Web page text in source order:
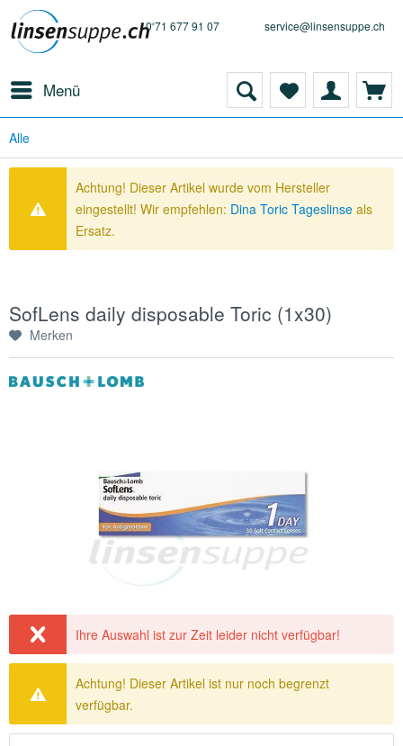
0 71 677 91 07 service@linsensuppe.ch
Menü
Alle
Achtung! Dieser Artikel wurde vom Hersteller
eingestellt! Wir empfehlen: Dina Toric Tageslinse als
Ersatz.
SofLens daily disposable Toric (1x30)
Merken
Ihre Auswahl ist zur Zeit leider nicht verfügbar!
Achtung! Dieser Artikel ist nur noch begrenzt
verfügbar.